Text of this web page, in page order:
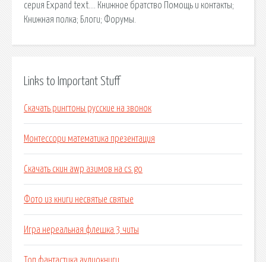
серия Expand text…. Книжное братство Помощь и контакты;
Книжная полка; Блоги; Форумы.
Links to Important Stuff
Скачать рингтоны русские на звонок
Монтессори математика презентация
Скачать скин awp азимов на cs go
Фото из книги несвятые святые
Игра нереальная флешка 3 читы